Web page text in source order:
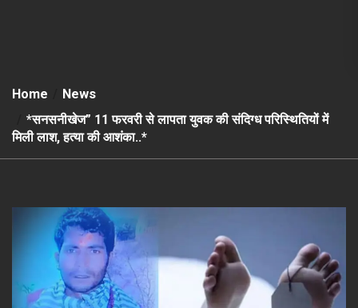
Home
News
*सनसनीखेज” 11 फरवरी से लापता युवक की संदिग्ध परिस्थितियों में
मिली लाश, हत्या की आशंका..*